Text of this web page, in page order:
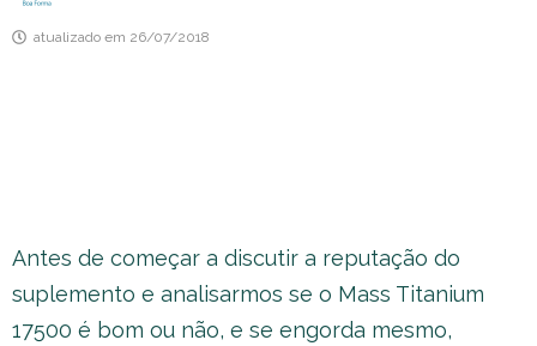
atualizado em 26/07/2018
Antes de começar a discutir a reputação do
suplemento e analisarmos se o Mass Titanium
17500 é bom ou não, e se engorda mesmo,